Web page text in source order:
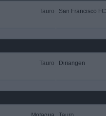
Tauro San Francisco FC
Tauro Diriangen